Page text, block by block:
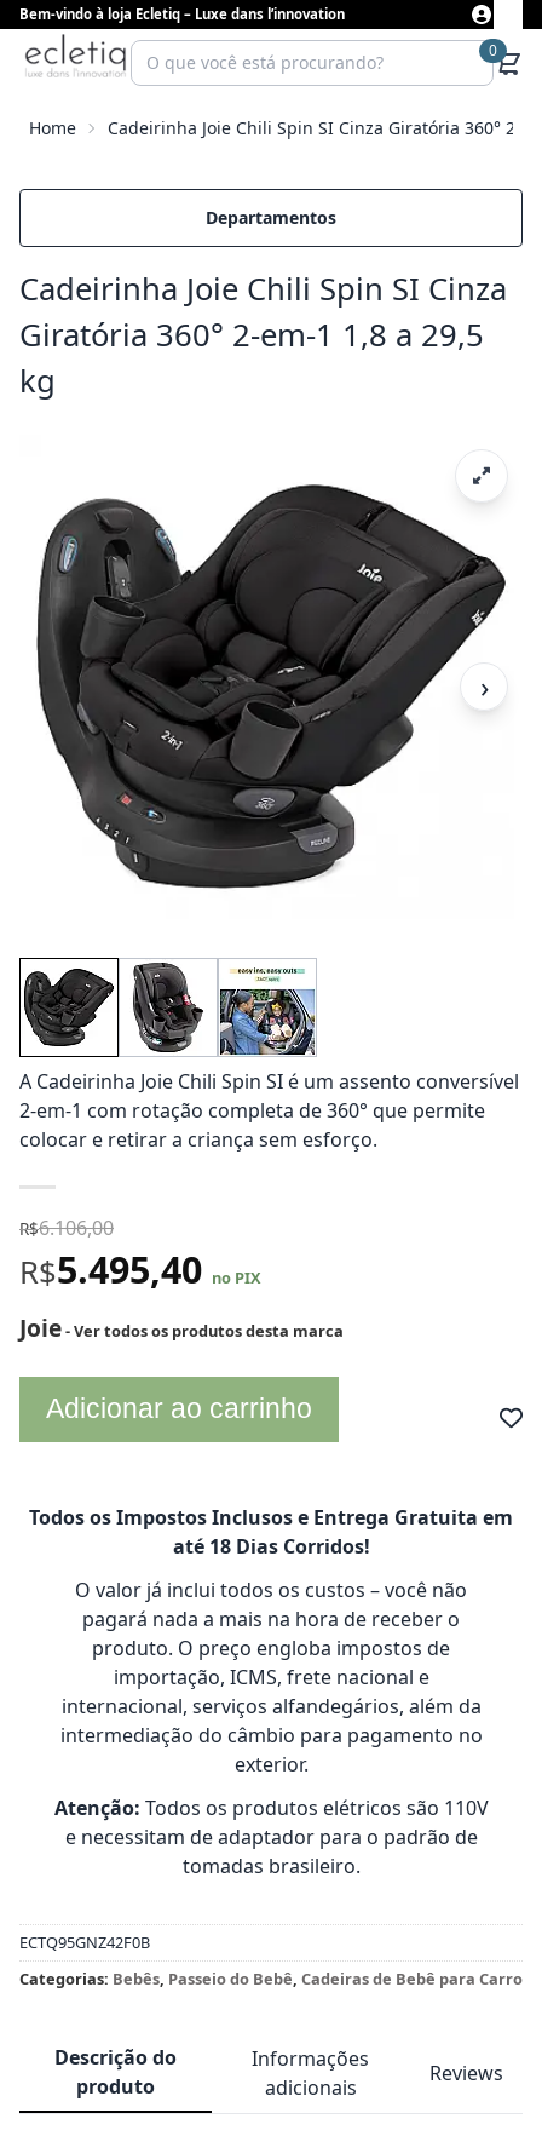
Bem-vindo à loja Ecletiq – Luxe dans l’innovation
0
Home Cadeirinha Joie Chili Spin SI Cinza Giratória 360° 2-
Departamentos
Cadeirinha Joie Chili Spin SI Cinza
Giratória 360° 2-em-1 1,8 a 29,5
kg
›
A Cadeirinha Joie Chili Spin SI é um assento conversível
2-em-1 com rotação completa de 360° que permite
colocar e retirar a criança sem esforço.
R$6.106,00
R$5.495,40 no PIX
Joie- Ver todos os produtos desta marca
Adicionar ao carrinho
Todos os Impostos Inclusos e Entrega Gratuita em
até 18 Dias Corridos!
O valor já inclui todos os custos – você não
pagará nada a mais na hora de receber o
produto. O preço engloba impostos de
importação, ICMS, frete nacional e
internacional, serviços alfandegários, além da
intermediação do câmbio para pagamento no
exterior.
Atenção: Todos os produtos elétricos são 110V
e necessitam de adaptador para o padrão de
tomadas brasileiro.
ECTQ95GNZ42F0B
Categorias: Bebês, Passeio do Bebê, Cadeiras de Bebê para Carro
Descrição do
produto
Informações
adicionais
Reviews